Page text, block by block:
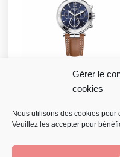
Gérer le
cookies
Nous utilisons des cookies pour
Veuillez les accepter pour
Chrono